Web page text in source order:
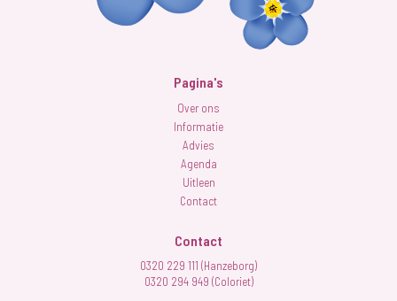
Pagina's
Over ons
Informatie
Advies
Agenda
Uitleen
Contact
Contact
0320 229 111 (Hanzeborg)
0320 294 949 (Coloriet)